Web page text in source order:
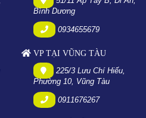
Bình Dương
0934655679
VP TẠI VŨNG TÀU
225/3 Lưu Chí Hiếu,
Phường 10, Vũng Tàu
0911676267